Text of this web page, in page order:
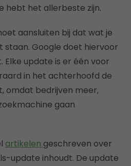
hebt het allerbeste zijn.
aansluiten bij dat wat je
staan. Google doet hiervoor
Elke update is er één voor
in het achterhoofd de
omdat bedrijven meer,
gaan
artikelen geschreven over
update inhoudt. De update